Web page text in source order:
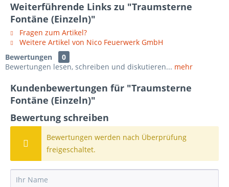
Weiterführende Links zu "Traumsterne
Fontäne (Einzeln)"
Fragen zum Artikel?
Weitere Artikel von Nico Feuerwerk GmbH
Bewertungen
0
Bewertungen lesen, schreiben und diskutieren... mehr
Kundenbewertungen für "Traumsterne
Fontäne (Einzeln)"
Bewertung schreiben
Bewertungen werden nach Überprüfung
freigeschaltet.